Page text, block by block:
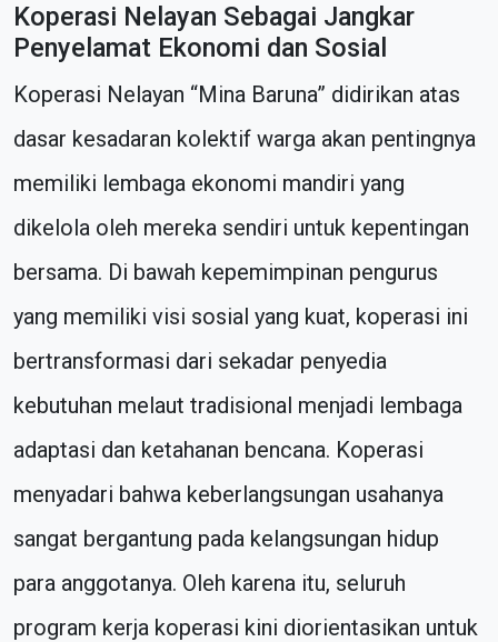
Koperasi Nelayan Sebagai Jangkar
Penyelamat Ekonomi dan Sosial
Koperasi Nelayan “Mina Baruna” didirikan atas
dasar kesadaran kolektif warga akan pentingnya
memiliki lembaga ekonomi mandiri yang
dikelola oleh mereka sendiri untuk kepentingan
bersama. Di bawah kepemimpinan pengurus
yang memiliki visi sosial yang kuat, koperasi ini
bertransformasi dari sekadar penyedia
kebutuhan melaut tradisional menjadi lembaga
adaptasi dan ketahanan bencana. Koperasi
menyadari bahwa keberlangsungan usahanya
sangat bergantung pada kelangsungan hidup
para anggotanya. Oleh karena itu, seluruh
program kerja koperasi kini diorientasikan untuk